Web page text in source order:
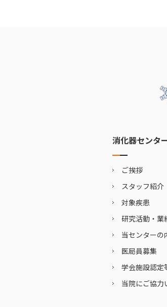
消化器センタ
ご挨拶
スタッフ紹介
対象疾患
研究活動・業
当センターの
医局員募集
学会施設認定
当院にご協力